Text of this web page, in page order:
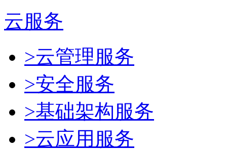
云服务
>云管理服务
>安全服务
>基础架构服务
>云应用服务